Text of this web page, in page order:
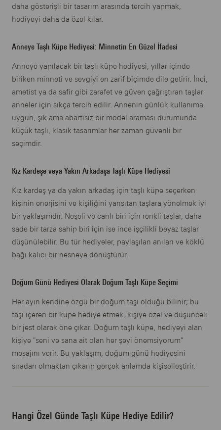
daha gösterişli bir tasarım arasında tercih yapmak,
hediyeyi daha da özel kılar.
Anneye Taşlı Küpe Hediyesi: Minnetin En Güzel İfadesi
Anneye yapılacak bir taşlı küpe hediyesi, yıllar içinde
biriken minneti ve sevgiyi en zarif biçimde dile getirir. İnci,
ametist ya da safir gibi zarafet ve güven çağrıştıran taşlar
anneler için sıkça tercih edilir. Annenin günlük kullanıma
uygun, şık ama abartısız bir model araması durumunda
küçük taşlı, klasik tasarımlar her zaman güvenli bir
seçimdir.
Kız Kardeşe veya Yakın Arkadaşa Taşlı Küpe Hediyesi
Kız kardeş ya da yakın arkadaş için taşlı küpe seçerken
kişinin enerjisini ve kişiliğini yansıtan taşlara yönelmek iyi
bir yaklaşımdır. Neşeli ve canlı biri için renkli taşlar, daha
sade bir tarza sahip biri için ise ince işçilikli beyaz taşlar
düşünülebilir. Bu tür hediyeler, paylaşılan anıları ve köklü
bağı kalıcı bir nesneye dönüştürür.
Doğum Günü Hediyesi Olarak Doğum Taşlı Küpe Seçimi
Her ayın kendine özgü bir doğum taşı olduğu bilinir; bu
taşı içeren bir küpe hediye etmek, kişiye özel ve düşünceli
bir jest olarak öne çıkar. Doğum taşlı küpe, hediyeyi alan
kişiye "seni ve sana ait olan her şeyi önemsiyorum"
mesajını verir. Bu yaklaşım, doğum günü hediyesini
sıradan olmaktan çıkarıp gerçek anlamda kişiselleştirir.
Hangi Özel Günde Taşlı Küpe Hediye Edilir?